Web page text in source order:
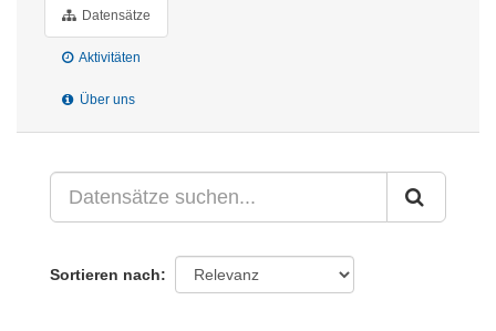
Datensätze
Aktivitäten
Über uns
Sortieren nach